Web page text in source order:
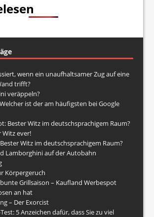
wenn ein unaufhaltsamer Zug auf eine
trifft?
veräppeln?
ist der am häufigsten bei Google
Bester Witz im deutschsprachigem Raum?
Witz ever!
Witz im deutschsprachigem Raum?
Lamborghini auf der Autobahn
Körpergeruch
Grillsaison – Kaufland Werbespot
an hat
– Der Exorcist
5 Anzeichen dafür, dass Sie zu viel